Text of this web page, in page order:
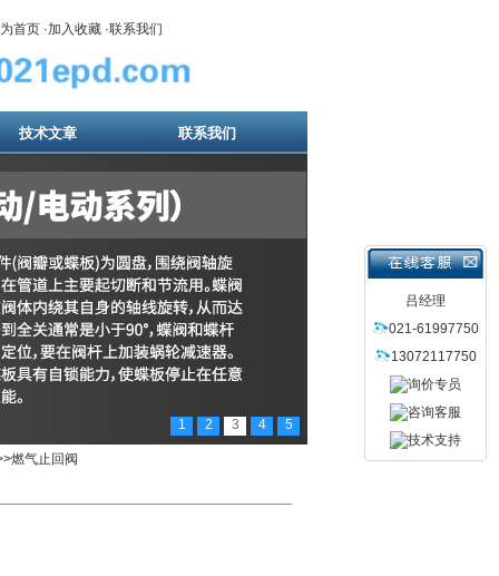
首页 ·加入收藏 ·联系我们
技术文章 联系我们
1 2 3 4 5
吕经理
021-61997750
13072117750
燃气止回阀